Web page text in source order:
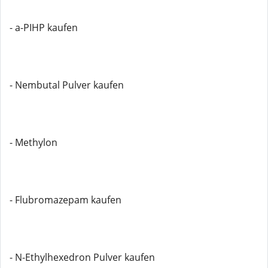
- a-PIHP kaufen
- Nembutal Pulver kaufen
- Methylon
- Flubromazepam kaufen
- N-Ethylhexedron Pulver kaufen